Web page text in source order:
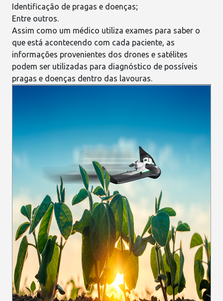
Identificação de pragas e doenças;
Entre outros.
Assim como um médico utiliza exames para saber o
que está acontecendo com cada paciente, as
informações provenientes dos drones e satélites
podem ser utilizadas para diagnóstico de possíveis
pragas e doenças dentro das lavouras.